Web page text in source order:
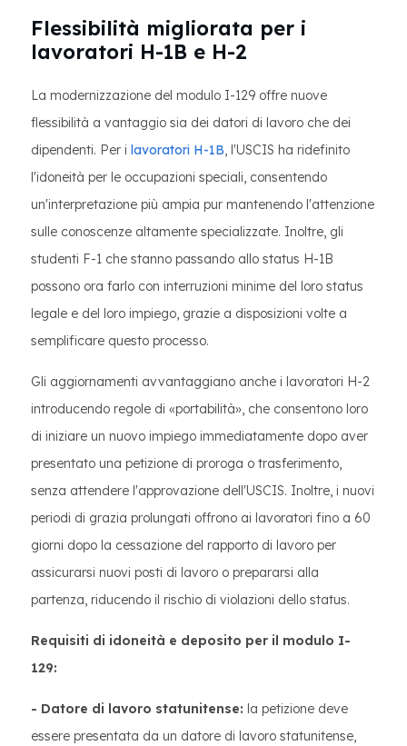
Flessibilità migliorata per i
lavoratori H-1B e H-2
La modernizzazione del modulo I-129 offre nuove
flessibilità a vantaggio sia dei datori di lavoro che dei
dipendenti. Per i lavoratori H-1B, l'USCIS ha ridefinito
l'idoneità per le occupazioni speciali, consentendo
un'interpretazione più ampia pur mantenendo l'attenzione
sulle conoscenze altamente specializzate. Inoltre, gli
studenti F-1 che stanno passando allo status H-1B
possono ora farlo con interruzioni minime del loro status
legale e del loro impiego, grazie a disposizioni volte a
semplificare questo processo.
Gli aggiornamenti avvantaggiano anche i lavoratori H-2
introducendo regole di «portabilità», che consentono loro
di iniziare un nuovo impiego immediatamente dopo aver
presentato una petizione di proroga o trasferimento,
senza attendere l'approvazione dell'USCIS. Inoltre, i nuovi
periodi di grazia prolungati offrono ai lavoratori fino a 60
giorni dopo la cessazione del rapporto di lavoro per
assicurarsi nuovi posti di lavoro o prepararsi alla
partenza, riducendo il rischio di violazioni dello status.
Requisiti di idoneità e deposito per il modulo I-
129:
- Datore di lavoro statunitense: la petizione deve
essere presentata da un datore di lavoro statunitense,